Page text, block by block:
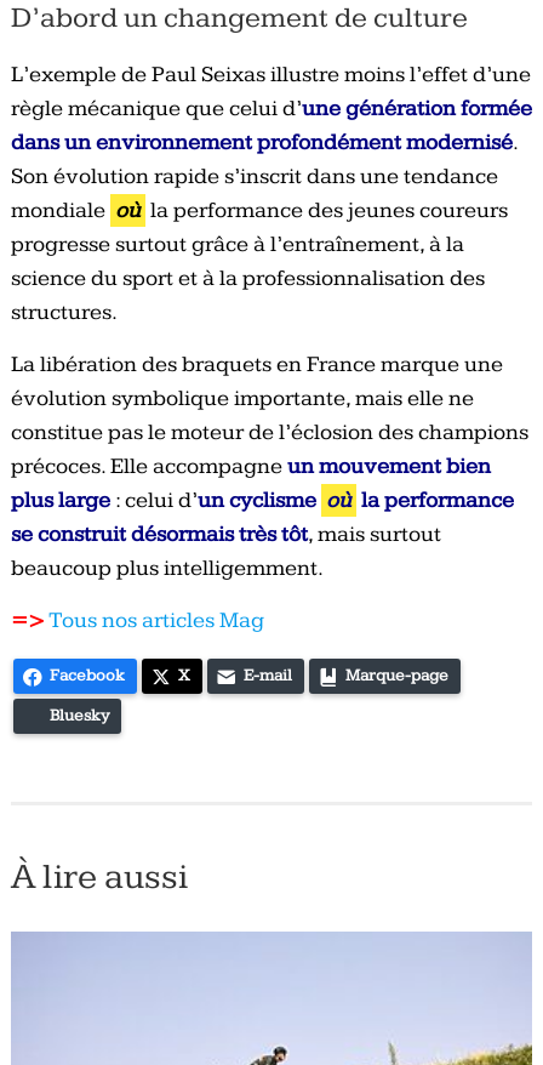
D’abord un changement de culture
L’exemple de Paul Seixas illustre moins l’effet d’une
règle mécanique que celui d’une génération formée
dans un environnement profondément modernisé.
Son évolution rapide s’inscrit dans une tendance
mondiale où la performance des jeunes coureurs
progresse surtout grâce à l’entraînement, à la
science du sport et à la professionnalisation des
structures.
La libération des braquets en France marque une
évolution symbolique importante, mais elle ne
constitue pas le moteur de l’éclosion des champions
précoces. Elle accompagneun mouvement bien
plus large: celui d’un cyclisme où la performance
se construit désormais très tôt, mais surtout
beaucoup plus intelligemment.
=>Tous nos articles Mag
Facebook X E-mail Marque-page
Bluesky
À lire aussi